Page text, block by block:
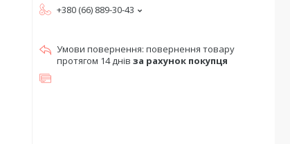
+380 (66) 889-30-43
повернення товару
протягом 14 днів за рахунок покупця